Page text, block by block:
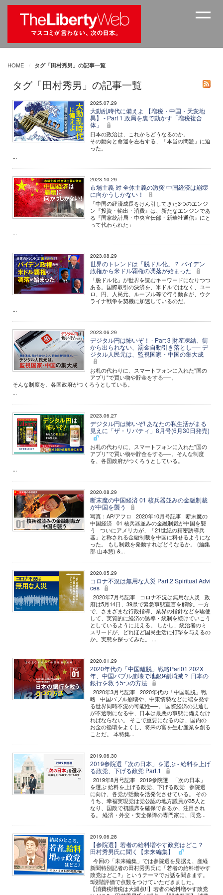
HOME タグ「田村秀男」の記事一覧
タグ「田村秀男」の記事一覧
2025.07.29
大動乱時代に備えよ 【増税・中国・天変地
異】 - Part 1 政局を裏で動かす「増税複合
体」
日本の政治は、これからどうなるのか。
その動向と命運を左右する、「本当の問題」に迫
った。
...
2023.10.29
市場主義 対 全体主義の激突 中国経済は崩壊
に向かうしかない！
「中国の経済成長をけん引してきた3つのエンジ
ン『投資・輸出・消費』は、新たなエンジンであ
る『国家統計局・中央宣伝部・新華社通信』にと
って代わられた」
...
2023.08.29
世界のトレンドは「脱ドル化」？ バイデン
政権から米ドル覇権の凋落が始まった
「脱ドル化」が世界を読むキーワードになりつつ
ある。国際取引の決済を、米ドルではなく、ユー
ロ、円、人民元、ルーブル等で行う動きが、ウク
ライナ戦争を契機に加速しているのだ。
...
2023.06.29
デジタル円は怖いぞ！ - Part 3 財産凍結、街
から出られない、罰金自動引き落とし── デ
ジタル人民元は、監視国家・中国の集大成
お札の代わりに、スマートフォンに入れた"国の
アプリ"で買い物や貯金をする──。
そんな制度を、各国政府がつくろうとしている。
...
2023.06.27
デジタル円は怖いぞ! あなたの私生活がまる
見えに「ザ・リバティ」8月号(6月30日発売)
お札の代わりに、スマートフォンに入れた"国の
アプリ"で買い物や貯金をする──。そんな制度
を、各国政府がつくろうとしている。
...
2020.08.29
断末魔の中国経済 01 核兵器並みの金融制裁
が中国を襲う
写真：AP/アフロ 2020年10月号記事 断末魔の
中国経済 01 核兵器並みの金融制裁が中国を襲
う ついにアメリカが、「21世紀の精密誘導兵
器」と称される金融制裁を中国に科せるようにな
った。 もし制裁を発動すればどうなるか。 (編集
部 山本慧) &...
2020.05.29
コロナ不況は無用な人災 Part.2 Spiritual Advi
ces
2020年7月号記事 コロナ不況は無用な人災 政
府は5月14日、39県で緊急事態宣言を解除。一方
で、さまざまな行政指導、業界の指針などを駆使
して、実質的に経済の誘導・統制を続けていこう
としているように見える。 しかし、統治者のミ
スリードが、どれほど国民生活に打撃を与えるの
か。実態を探ってみた。 ...
2020.01.29
2020年代の「中国離脱」戦略Part01 202X
年、中国バブル崩壊で地銀9割消滅？ 日本の
銀行を救う5つの方法
2020年3月号記事 2020年代の「中国離脱」戦
略 中国バブル崩壊や、中東情勢などに端を発す
る世界同時不況の可能性──。 国際経済の見通し
が不透明になる中、日本は最悪の事態に備えなけ
ればならない。 そこで重要になるのは、国内の
お金の循環をよくし、将来の富を生む産業を創る
ことだ。 本特集...
2019.06.30
2019参院選「次の日本」を選ぶ - 給料を上げ
る政党、下げる政党 Part.1
2019年8月号記事 2019参院選 「次の日本」
を選ぶ 給料を上げる政党、下げる政党 参院選
に向け、各党が活動を活発化させている。 その
うち、幸福実現党は党公認の地方議員が35人と
なり、国政で初議席を確保できるか、注目され
る。 経済・外交・安全保障の専門家に、同党...
2019.06.28
【参院選】若者の給料増やす政党はどこ？
田村秀男氏に聞く【未来編集】
今回の「未来編集」では参院選を見据え、産経
新聞特別記者の田村秀男氏に「若者の給料増やす
政党はどこ?」というテーマでお話を聞きます。
5段階評価で点数をつけていただきました。
【消費税増税は大減点!!】若者の給料増やす政党